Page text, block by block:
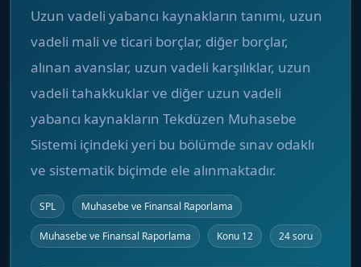
Uzun vadeli yabancı kaynakların tanımı, uzun
vadeli mali ve ticari borçlar, diğer borçlar,
alınan avanslar, uzun vadeli karşılıklar, uzun
vadeli tahakkuklar ve diğer uzun vadeli
yabancı kaynakların Tekdüzen Muhasebe
Sistemi içindeki yeri bu bölümde sınav odaklı
ve sistematik biçimde ele alınmaktadır.
SPL Muhasebe ve Finansal Raporlama
Muhasebe ve Finansal Raporlama Konu 12 24 soru